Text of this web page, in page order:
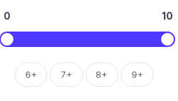
0 10
6+ 7+ 8+ 9+